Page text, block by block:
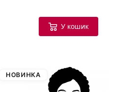
У кошик
НОВИНКА